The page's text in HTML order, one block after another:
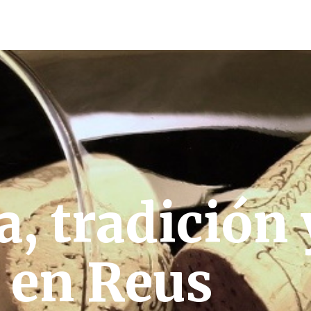
tradición
Reus